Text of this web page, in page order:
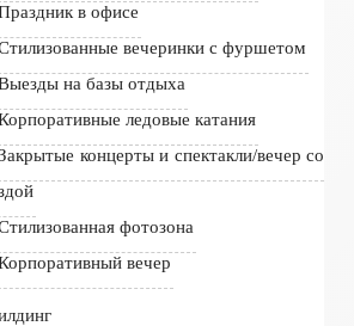
в офисе
вечеринки с фуршетом
на базы отдыха
ледовые катания
концерты и спектакли/вечер со
фотозона
вечер